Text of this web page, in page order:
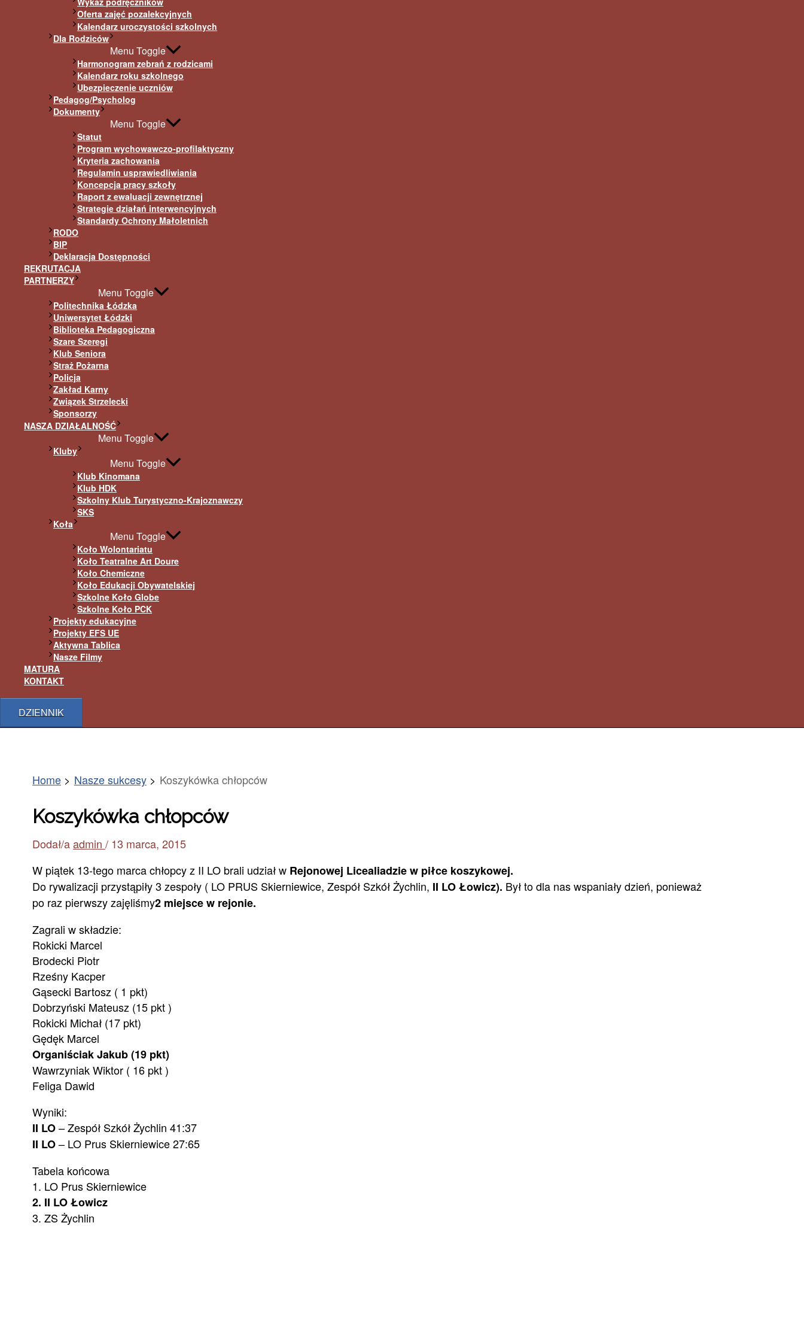
Oferta zajęć pozalekcyjnych
Kalendarz uroczystości szkolnych
Dla Rodziców
Menu Toggle
Harmonogram zebrań z rodzicami
Kalendarz roku szkolnego
Ubezpieczenie uczniów
Pedagog/Psycholog
Dokumenty
Menu Toggle
Statut
Program wychowawczo-profilaktyczny
Kryteria zachowania
Regulamin usprawiedliwiania
Koncepcja pracy szkoły
Raport z ewaluacji zewnętrznej
Strategie działań interwencyjnych
Standardy Ochrony Małoletnich
RODO
BIP
Deklaracja Dostępności
REKRUTACJA
PARTNERZY
Menu Toggle
Politechnika Łódzka
Uniwersytet Łódzki
Biblioteka Pedagogiczna
Szare Szeregi
Klub Seniora
Straż Pożarna
Policja
Zakład Karny
Związek Strzelecki
Sponsorzy
NASZA DZIAŁALNOŚĆ
Menu Toggle
Kluby
Menu Toggle
Klub Kinomana
Klub HDK
Szkolny Klub Turystyczno-Krajoznawczy
SKS
Koła
Menu Toggle
Koło Wolontariatu
Koło Teatralne Art Doure
Koło Chemiczne
Koło Edukacji Obywatelskiej
Szkolne Koło Globe
Szkolne Koło PCK
Projekty edukacyjne
Projekty EFS UE
Aktywna Tablica
Nasze Filmy
MATURA
KONTAKT
DZIENNIK
Home Nasze sukcesy Koszykówka chłopców
Koszykówka chłopców
Dodał/aadmin / 13 marca, 2015
W piątek 13-tego marca chłopcy z II LO brali udział w Rejonowej Licealiadzie w piłce koszykowej.
Do rywalizacji przystąpiły 3 zespoły ( LO PRUS Skierniewice, Zespół Szkół Żychlin, II LO Łowicz). Był to dla nas wspaniały dzień, ponieważ
po raz pierwszy zajęliśmy2 miejsce w rejonie.
Zagrali w składzie:
Rokicki Marcel
Brodecki Piotr
Rześny Kacper
Gąsecki Bartosz ( 1 pkt)
Dobrzyński Mateusz (15 pkt )
Rokicki Michał (17 pkt)
Gędęk Marcel
Organiściak Jakub (19 pkt)
Wawrzyniak Wiktor ( 16 pkt )
Feliga Dawid
Wyniki:
II LO– Zespół Szkół Żychlin 41:37
II LO– LO Prus Skierniewice 27:65
Tabela końcowa
1. LO Prus Skierniewice
2. II LO Łowicz
3. ZS Żychlin